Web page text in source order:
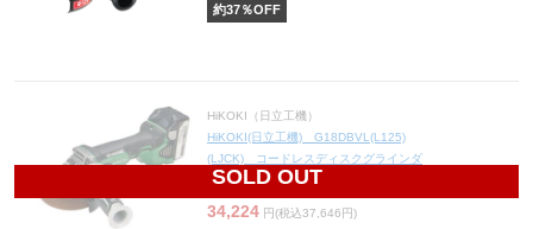
約37％OFF
SOLD OUT
HiKOKI（日立工機）
HiKOKI(日立工機) G18DBVL(L125)
(LJCK) コードレスディスクグラインダ
ー 18V-5.0Ah 125mm ★限定品★
34,224 円(税込37,646円)